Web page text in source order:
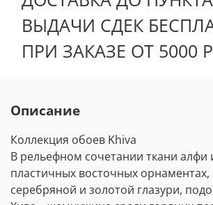
ВЫДАЧИ СДЕК
ПРИ ЗАКАЗЕ ОТ 5000 Р
Описание
Коллекция обоев Khiva
В рельефном сочетании ткани алфи
пластичных восточных орнаментах,
серебряной и золотой глазури,